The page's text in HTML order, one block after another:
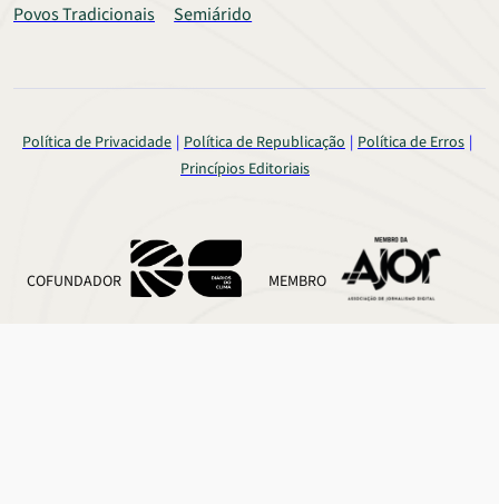
Povos Tradicionais
Semiárido
Política de Privacidade Política de Republicação
Política de Erros
Princípios Editoriais
COFUNDADOR MEMBRO